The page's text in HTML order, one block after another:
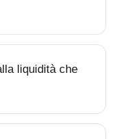
liquidità che